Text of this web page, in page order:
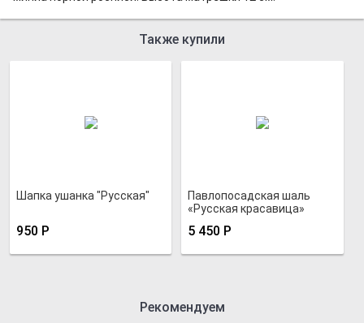
Также купили
Шапка ушанка "Русская"
950 Р
Павлопосадская шаль
«Русская красавица»
5 450 Р
Рекомендуем